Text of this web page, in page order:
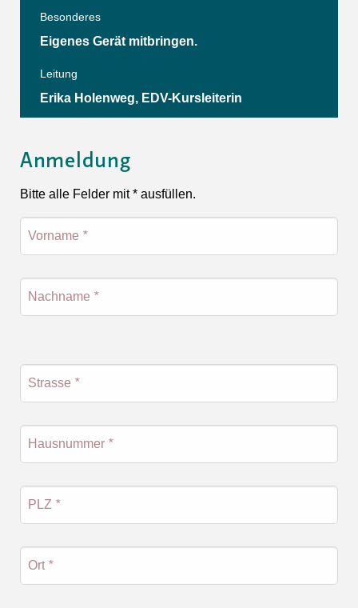
Besonderes
Eigenes Gerät mitbringen.
Leitung
Erika Holenweg, EDV-Kursleiterin
Anmeldung
Bitte alle Felder mit * ausfüllen.
Vorname *
Nachname *
Strasse *
Hausnummer *
PLZ *
Ort *